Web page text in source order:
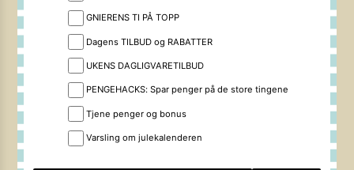
GNIERENS TI PÅ TOPP
Dagens TILBUD og RABATTER
UKENS DAGLIGVARETILBUD
PENGEHACKS: Spar penger på de store tingene
Tjene penger og bonus
Varsling om julekalenderen